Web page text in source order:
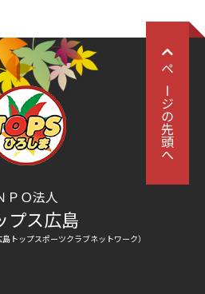
ページの先頭へ
ＰＯ法人
プス広島
トップスポーツクラブネットワーク）